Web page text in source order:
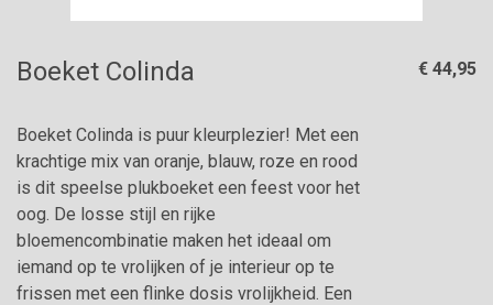
Boeket Colinda
Boeket Colinda is puur kleurplezier! Met een
krachtige mix van oranje, blauw, roze en rood
is dit speelse plukboeket een feest voor het
oog. De losse stijl en rijke
bloemencombinatie maken het ideaal om
iemand op te vrolijken of je interieur op te
frissen met een flinke dosis vrolijkheid. Een
€ 44,95